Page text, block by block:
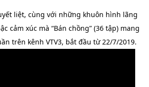
liệt, cùng với những khuôn hình lãng
cảm xúc mà “Bán chồng” (36 tập) mang
trên kênh VTV3, bắt đầu từ 22/7/2019.